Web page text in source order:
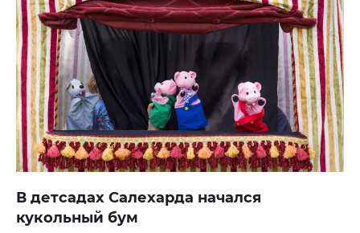
В детсадах Салехарда начался
кукольный бум